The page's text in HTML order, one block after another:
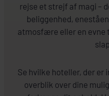
rejse et strejf af magi –
beliggenhed,
atmosfære eller en evne
Se hvilke hoteller, der er
overblik over dine